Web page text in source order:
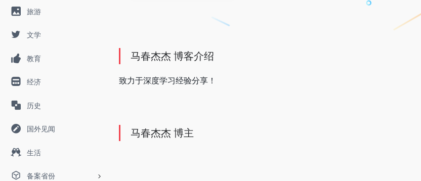
旅游
文学
教育
经济
历史
国外见闻
生活
备案省份
马春杰杰 博客介绍
致力于深度学习经验分享！
马春杰杰 博主